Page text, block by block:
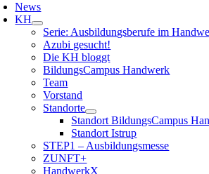
News
KH
Serie: Ausbildungsberufe im
Azubi gesucht!
Die KH bloggt
BildungsCampus Handwerk
Team
Vorstand
Standorte
Standort BildungsCampus
Standort Istrup
STEP1 – Ausbildungsmesse
ZUNFT+
HandwerkX